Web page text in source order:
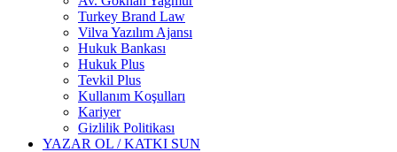
Turkey Brand Law
Vilva Yazılım Ajansı
Hukuk Bankası
Hukuk Plus
Tevkil Plus
Kullanım Koşulları
Kariyer
Gizlilik Politikası
YAZAR OL / KATKI SUN